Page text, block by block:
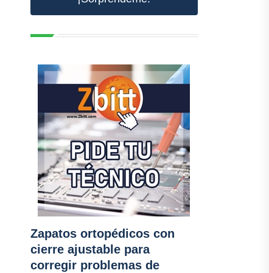
Zapatos ortopédicos con
cierre ajustable para
corregir problemas de